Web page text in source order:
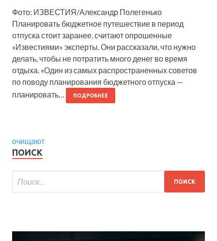
Фото: ИЗВЕСТИЯ/Александр Полегенько
Планировать бюджетное путешествие в период
отпуска стоит заранее, считают опрошенные
«Известиями» эксперты. Они рассказали, что нужно
делать, чтобы не потратить много денег во время
отдыха. «Один из самых распространенных советов
по поводу планирования бюджетного отпуска —
планировать…
ПОДРОБНЕЕ
очищают
ПОИСК